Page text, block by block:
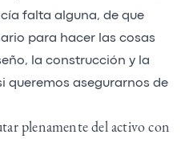
falta alguna, de que
para hacer las cosas
la construcción y la
queremos asegurarnos de
plenamente del activo con